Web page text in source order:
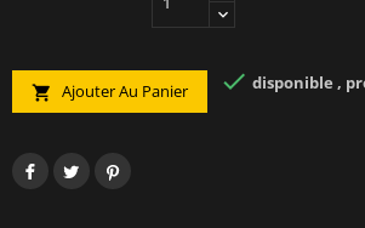
 Ajouter Au Panier  disponible ,